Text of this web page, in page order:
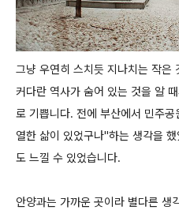
그냥 우연히 스치듯 지나치는 작은
커다란 역사가 숨어 있는 것을 알
로 기쁩니다. 전에 부산에서 민주
열한 삶이 있었구나"하는 생각을
도 느낄 수 있었습니다.
안양과는 가까운 곳이라 별다른 생